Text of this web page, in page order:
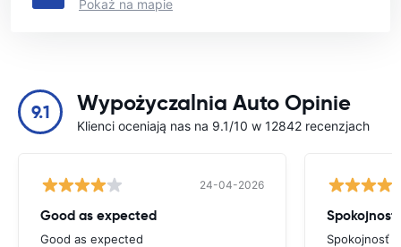
Pokaż na mapie
9.1 Wypożyczalnia Auto Opinie
Klienci oceniają nas na 9.1/10 w 12842 recenzjach
24-04-2026
Good as expected
Good as expected
Spokojnosť
Spokojnosť